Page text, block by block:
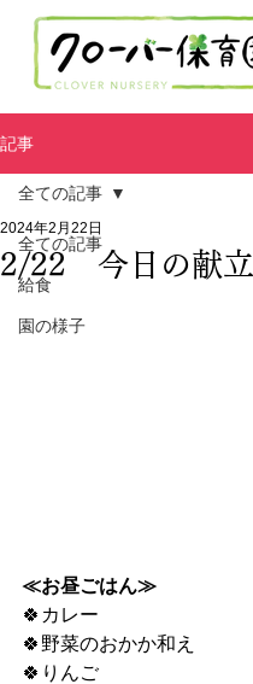
記事
全ての記事
給食
園の様子
全ての記事
2/22 今日の献立
2024年2月22日
≪お昼ごはん≫
🍀カレー
🍀野菜のおかか和え
🍀りんご